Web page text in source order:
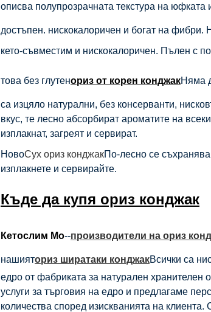
описва полупрозрачната текстура на юфката
достъпен. нискокалоричен и богат на фибри.
кето-съвместим и нискокалоричен. Пълен с
това без глутенориз от корен конджакНяма
са изцяло натурални, без консерванти,
вкус, те лесно абсорбират ароматите на
изплакнат, загреят и сервират.
НовоСух ориз конджакПо-лесно се
изплакнете и сервирайте.
Къде да купя ориз конджак
Кетослим Мо--производители на ориз
нашияториз ширатаки конджакВсички са
едро от фабриката за натурален
услуги за търговия на едро и предлагаме
количества според изискванията на